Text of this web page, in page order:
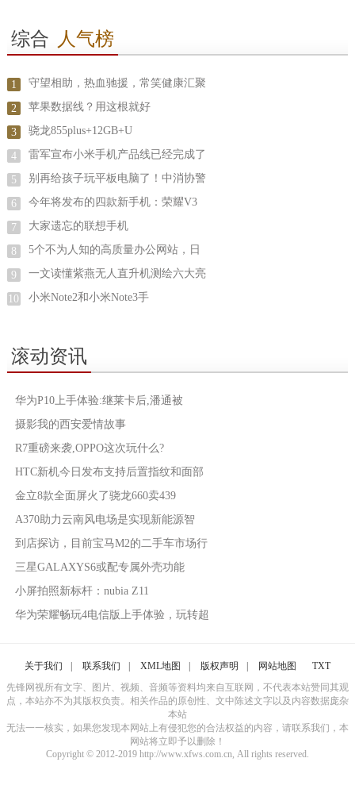
综合 人气榜
1 守望相助，热血驰援，常笑健康汇聚
2 苹果数据线？用这根就好
3 骁龙855plus+12GB+U
4 雷军宣布小米手机产品线已经完成了
5 别再给孩子玩平板电脑了！中消协警
6 今年将发布的四款新手机：荣耀V3
7 大家遗忘的联想手机
8 5个不为人知的高质量办公网站，日
9 一文读懂紫燕无人直升机测绘六大亮
10 小米Note2和小米Note3手
滚动资讯
华为P10上手体验:继莱卡后,潘通被
摄影我的西安爱情故事
R7重磅来袭,OPPO这次玩什么?
HTC新机今日发布支持后置指纹和面部
金立8款全面屏火了骁龙660卖439
A370助力云南风电场是实现新能源智
到店探访，目前宝马M2的二手车市场行
三星GALAXYS6或配专属外壳功能
小屏拍照新标杆：nubia Z11
华为荣耀畅玩4电信版上手体验，玩转超
关于我们 | 联系我们 | XML地图 | 版权声明 | 网站地图
TXT
先锋网视所有文字、图片、视频、音频等资料均来自互联网，不代表本站赞同其观
点，本站亦不为其版权负责。相关作品的原创性、文中陈述文字以及内容数据庞杂
本站
无法一一核实，如果您发现本网站上有侵犯您的合法权益的内容，请联系我们，本
网站将立即予以删除！
Copyright © 2012-2019 http://www.xfws.com.cn, All rights reserved.